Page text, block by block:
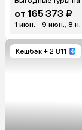
от 165 373 ₽
1 июн. - 9 июн., 8 н.
Кешбэк + 2 811